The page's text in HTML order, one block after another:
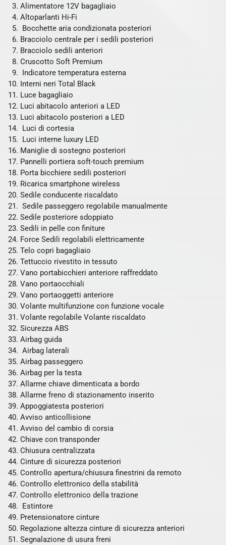
Alimentatore 12V bagagliaio
Altoparlanti Hi-Fi
Bocchette aria condizionata posteriori
Bracciolo centrale per i sedili posteriori
Bracciolo sedili anteriori
Cruscotto Soft Premium
Indicatore temperatura esterna
Interni neri Total Black
Luce bagagliaio
Luci abitacolo anteriori a LED
Luci abitacolo posteriori a LED
Luci di cortesia
Luci interne luxury LED
Maniglie di sostegno posteriori
Pannelli portiera soft-touch premium
Porta bicchiere sedili posteriori
Ricarica smartphone wireless
Sedile conducente riscaldato
Sedile passeggero regolabile manualmente
Sedile posteriore sdoppiato
Sedili in pelle con finiture
Force Sedili regolabili elettricamente
Telo copri bagagliaio
Tettuccio rivestito in tessuto
Vano portabicchieri anteriore raffreddato
Vano portaocchiali
Vano portaoggetti anteriore
Volante multifunzione con funzione vocale
Volante regolabile Volante riscaldato
Sicurezza ABS
Airbag guida
Airbag laterali
Airbag passeggero
Airbag per la testa
Allarme chiave dimenticata a bordo
Allarme freno di stazionamento inserito
Appoggiatesta posteriori
Avviso anticollisione
Avviso del cambio di corsia
Chiave con transponder
Chiusura centralizzata
Cinture di sicurezza posteriori
Controllo apertura/chiusura finestrini da remoto
Controllo elettronico della stabilità
Controllo elettronico della trazione
Estintore
Pretensionatore cinture
Regolazione altezza cinture di sicurezza anteriori
Segnalazione di usura freni